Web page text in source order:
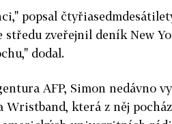
popsal
středu zveřejnil deník New
dodal.
AFP, Simon nedávno
Wristband, která z něj